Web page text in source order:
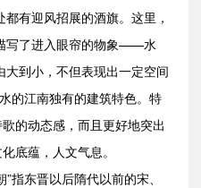
有迎风招展的酒旗。这里，
写了进入眼帘的物象——水
到小，不但表现出一定空间
的江南独有的建筑特色。特
的动态感，而且更好地突出
底蕴，人文气息。
指东晋以后隋代以前的宋、